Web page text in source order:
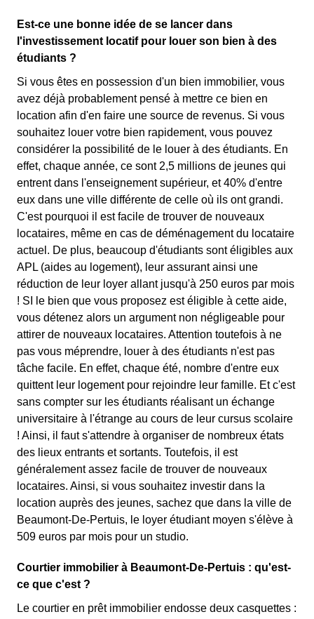
Est-ce une bonne idée de se lancer dans
l'investissement locatif pour louer son bien à des
étudiants ?
Si vous êtes en possession d'un bien immobilier, vous
avez déjà probablement pensé à mettre ce bien en
location afin d'en faire une source de revenus. Si vous
souhaitez louer votre bien rapidement, vous pouvez
considérer la possibilité de le louer à des étudiants. En
effet, chaque année, ce sont 2,5 millions de jeunes qui
entrent dans l'enseignement supérieur, et 40% d'entre
eux dans une ville différente de celle où ils ont grandi.
C'est pourquoi il est facile de trouver de nouveaux
locataires, même en cas de déménagement du locataire
actuel. De plus, beaucoup d'étudiants sont éligibles aux
APL (aides au logement), leur assurant ainsi une
réduction de leur loyer allant jusqu'à 250 euros par mois
! SI le bien que vous proposez est éligible à cette aide,
vous détenez alors un argument non négligeable pour
attirer de nouveaux locataires. Attention toutefois à ne
pas vous méprendre, louer à des étudiants n'est pas
tâche facile. En effet, chaque été, nombre d'entre eux
quittent leur logement pour rejoindre leur famille. Et c'est
sans compter sur les étudiants réalisant un échange
universitaire à l'étrange au cours de leur cursus scolaire
! Ainsi, il faut s'attendre à organiser de nombreux états
des lieux entrants et sortants. Toutefois, il est
généralement assez facile de trouver de nouveaux
locataires. Ainsi, si vous souhaitez investir dans la
location auprès des jeunes, sachez que dans la ville de
Beaumont-De-Pertuis, le loyer étudiant moyen s'élève à
509 euros par mois pour un studio.
Courtier immobilier à Beaumont-De-Pertuis : qu'est-
ce que c'est ?
Le courtier en prêt immobilier endosse deux casquettes :